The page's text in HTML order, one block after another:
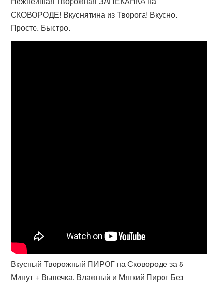
СКОВОРОДЕ! Вкуснятина из Творога! Вкусно.
Просто. Быстро.
Вкусный Творожный ПИРОГ на Сковороде за 5
Минут + Выпечка. Влажный и Мягкий Пирог Без